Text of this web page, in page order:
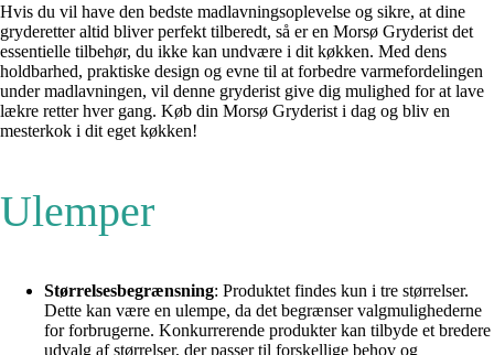
Hvis du vil have den bedste madlavningsoplevelse og sikre, at dine
gryderetter altid bliver perfekt tilberedt, så er en Morsø Gryderist det
essentielle tilbehør, du ikke kan undvære i dit køkken. Med dens
holdbarhed, praktiske design og evne til at forbedre varmefordelingen
under madlavningen, vil denne gryderist give dig mulighed for at lave
lækre retter hver gang. Køb din Morsø Gryderist i dag og bliv en
mesterkok i dit eget køkken!
Ulemper
Størrelsesbegrænsning: Produktet findes kun i tre størrelser.
Dette kan være en ulempe, da det begrænser valgmulighederne
for forbrugerne. Konkurrerende produkter kan tilbyde et bredere
udvalg af størrelser, der passer til forskellige behov og